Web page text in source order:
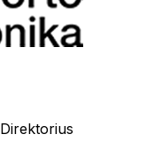
Direktorius